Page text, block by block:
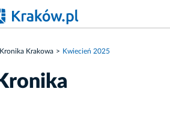
Krakowa Kwiecień 2025